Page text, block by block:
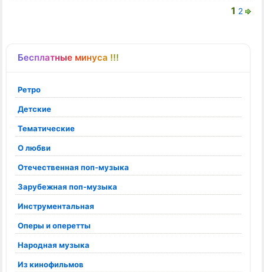
Бесплатные минуса !!!
Ретро
Детские
Тематические
О любви
Отечественная поп-музыка
Зарубежная поп-музыка
Инструментальная
Оперы и оперетты
Народная музыка
Из кинофильмов
1 2